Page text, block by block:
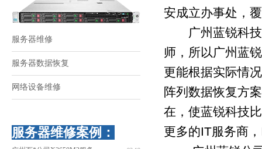
服务器维修
服务器数据恢复
网络设备维修
服务器维修案例：
安成立办事处，
广州蓝锐科技
师，所以广州蓝
更能根据实际情
阵列数据恢复方
在，使蓝锐科技
更多的IT服务商